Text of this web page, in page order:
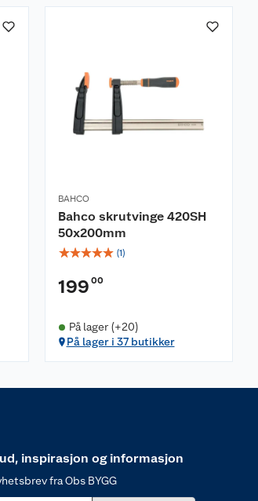
BAHCO
Bahco skrutvinge 420SH
50x200mm
☆☆☆☆☆ (1)
199 00
På lager (+20)
På lager i 37 butikker
inspirasjon og informasjon
fra Obs BYGG